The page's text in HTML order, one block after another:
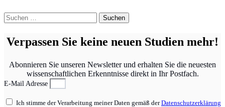
Suchen
nach:
Verpassen Sie keine neuen Studien mehr!
Abonnieren Sie unseren Newsletter und erhalten Sie die neuesten
wissenschaftlichen Erkenntnisse direkt in Ihr Postfach.
E-Mail Adresse
Ich stimme der Verarbeitung meiner Daten gemäß derDatenschutzerklärung